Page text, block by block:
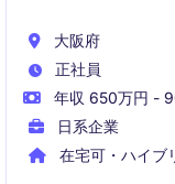
大阪府
正社員
年収 650万円 -
日系企業
在宅可・ハイブ